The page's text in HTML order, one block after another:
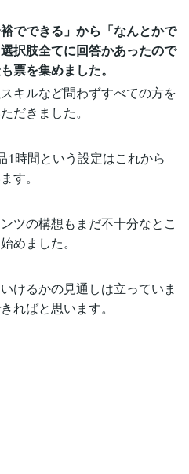
裕でできる」から「なんとかで
択肢全てに回答かあったので
票を集めました。
キルなど問わずすべての方を
だきました。
1時間という設定はこれから
す。
ツの構想もまだ不十分なとこ
めました。
けるかの見通しは立っていま
ればと思います。